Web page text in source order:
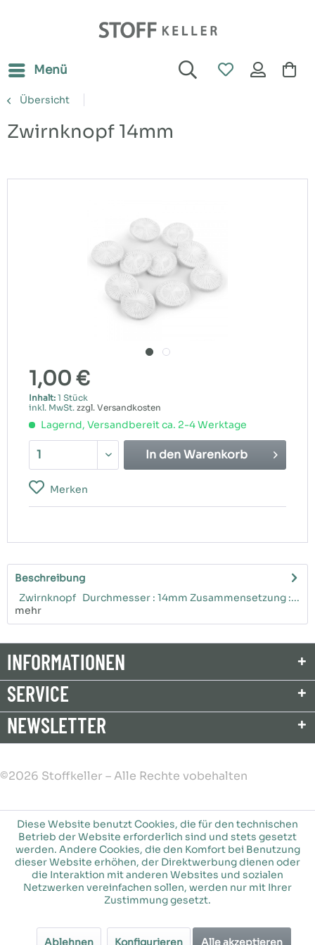
Menü
Übersicht
Zwirnknopf 14mm
1,00 €
Inhalt: 1 Stück
inkl. MwSt. zzgl. Versandkosten
Lagernd, Versandbereit ca. 2-4 Werktage
In denWarenkorb
Merken
Beschreibung
Zwirnknopf Durchmesser : 14mm Zusammensetzung :...
mehr
INFORMATIONEN
SERVICE
NEWSLETTER
©2026 Stoffkeller – Alle Rechte vobehalten
Diese Website benutzt Cookies, die für den technischen
Betrieb der Website erforderlich sind und stets gesetzt
werden. Andere Cookies, die den Komfort bei Benutzung
dieser Website erhöhen, der Direktwerbung dienen oder
die Interaktion mit anderen Websites und sozialen
Netzwerken vereinfachen sollen, werden nur mit Ihrer
Zustimmung gesetzt.
Ablehnen Konfigurieren Alle akzeptieren